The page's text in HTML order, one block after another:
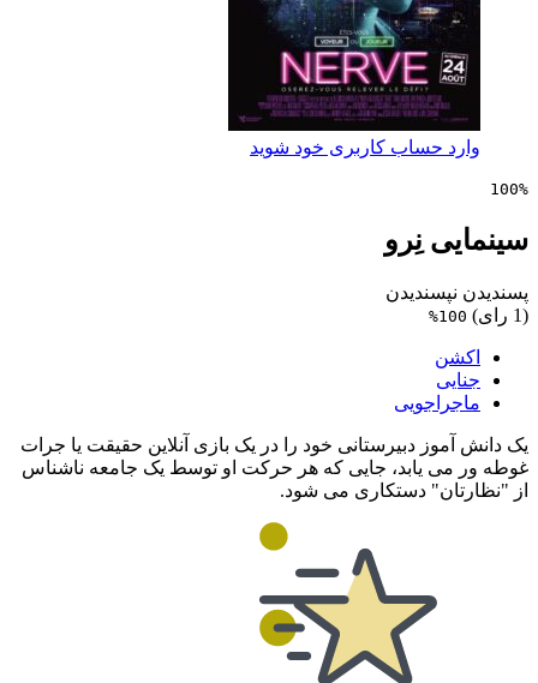
حساب کاربری خود شوید
نِرو
دبیرستانی خود را در یک بازی آنلاین حقیقت یا جرات
یابد، جایی که هر حرکت او توسط یک جامعه ناشناس
دستکاری می شود.